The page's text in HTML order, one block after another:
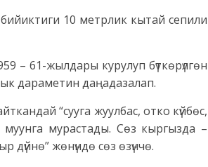
10 метрлик кытай сепили
– 61-жылдары курулуп бүткөрүлгөн
дараметин даңадазалап.
“сууга жуулбас, отко күйбөс,
мурастады. Сөз кыргызда –
дүйнө” жөнүндө сөз өзүнчө.